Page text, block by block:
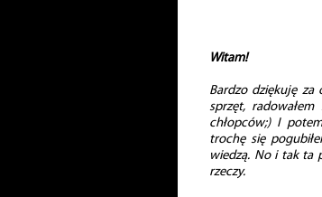
Witam!
Bardzo dziękuję za
sprzęt,
chłopców;) I
trochę się
wiedzą. No i tak ta
rzeczy.